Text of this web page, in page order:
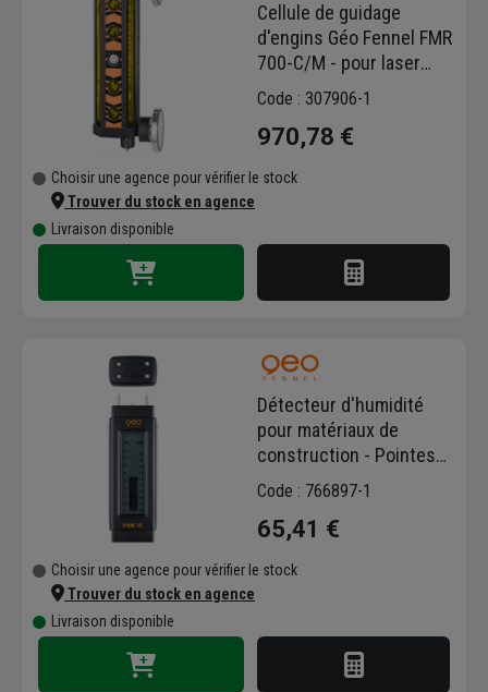
Cellule de guidage
d'engins Géo Fennel FMR
700-C/M - pour laser
faisceau rouge et vert
Code : 307906-1
970,78 €
Choisir une agence pour vérifier le stock
Trouver du stock en agence
Livraison disponible
Détecteur d'humidité
pour matériaux de
construction - Pointes
interchangeables - Geo
Code : 766897-1
65,41 €
Choisir une agence pour vérifier le stock
Trouver du stock en agence
Livraison disponible